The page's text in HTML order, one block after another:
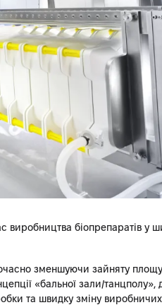
біопрепаратів у
зменшуючи зайняту
«бальної зали/танцполу»,
та швидку зміну виробничих